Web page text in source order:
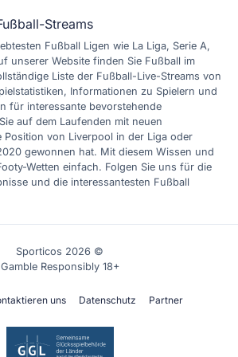
Streams
Fußball Ligen wie La Liga, Serie A,
unserer Website finden Sie Fußball im
Liste der Fußball-Live-Streams von
Informationen zu Spielern und
für interessante bevorstehende
auf dem Laufenden mit neuen
Position von Liverpool in der Liga oder
gewonnen hat. Mit diesem Wissen und
Wetten einfach. Folgen Sie uns für die
und die interessantesten Fußball
Sporticos 2026 ©
Gamble Responsibly 18+
uns Datenschutz Partner